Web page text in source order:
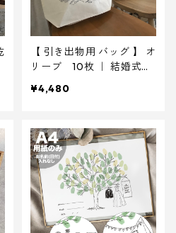
【 引き出物用 バッグ 】 オ
リーブ 10枚 ｜ 結婚式
¥4,480